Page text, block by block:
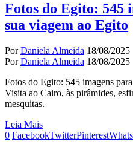
Fotos do Egito: 545
sua viagem ao Egito
PorDaniela Almeida 18/08/2025
PorDaniela Almeida 18/08/2025
Fotos do Egito: 545 imagens
Visita ao Cairo, às pirâmides,
mesquitas.
Leia Mais
0 FacebookTwitterPinterest